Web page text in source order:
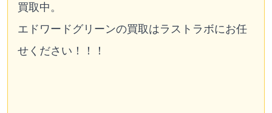
買取中。
エドワードグリーンの買取はラストラボにお任
せください！！！